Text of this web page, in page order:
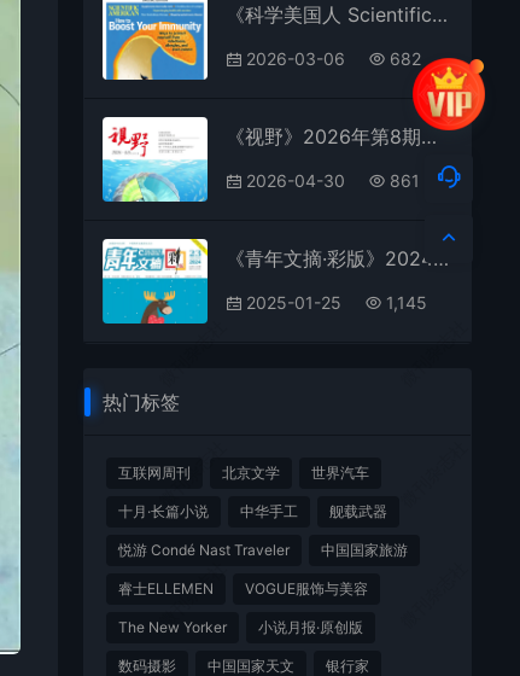
《科学美国人 Scientific American》2026年特刊第1期全彩精校PDF杂志下载
2026-03-06 682
《视野》2026年第8期全彩精校PDF杂志下载
2026-04-30 861
《青年文摘·彩版》2024年第23期全彩精校PDF杂志下载
2025-01-25 1,145
热门标签
互联网周刊 北京文学 世界汽车
十月·长篇小说 中华手工 舰载武器
悦游 Condé Nast Traveler 中国国家旅游
睿士ELLEMEN VOGUE服饰与美容
The New Yorker 小说月报·原创版
数码摄影 中国国家天文 银行家
微刊杂志社
微刊杂志社